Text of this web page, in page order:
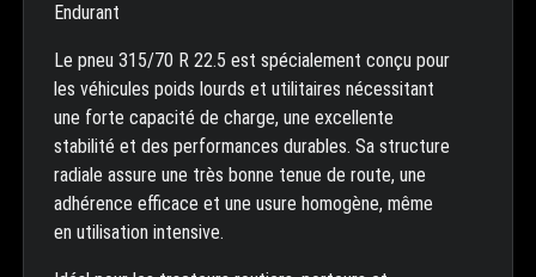
Endurant
Le pneu 315/70 R 22.5 est spécialement conçu pour
les véhicules poids lourds et utilitaires nécessitant
une forte capacité de charge, une excellente
stabilité et des performances durables. Sa structure
radiale assure une très bonne tenue de route, une
adhérence efficace et une usure homogène, même
en utilisation intensive.